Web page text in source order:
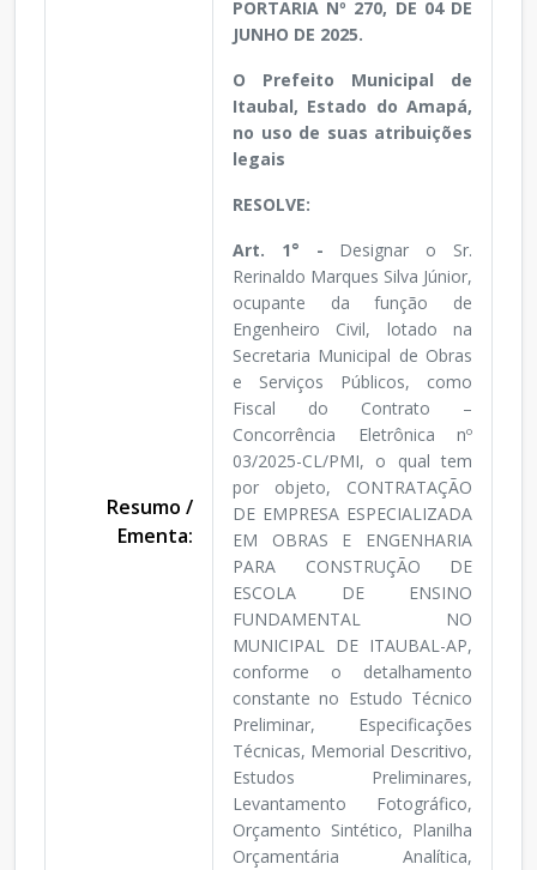
Resumo /
Ementa:
PORTARIA Nº 270, DE 04 DE
JUNHO DE 2025.
O Prefeito Municipal de
Itaubal, Estado do Amapá,
no uso de suas atribuições
legais
RESOLVE:
Art. 1° - Designar o Sr.
Rerinaldo Marques Silva Júnior,
ocupante da função de
Engenheiro Civil, lotado na
Secretaria Municipal de Obras
e Serviços Públicos, como
Fiscal do Contrato –
Concorrência Eletrônica nº
03/2025-CL/PMI, o qual tem
por objeto, CONTRATAÇÃO
DE EMPRESA ESPECIALIZADA
EM OBRAS E ENGENHARIA
PARA CONSTRUÇÃO DE
ESCOLA DE ENSINO
FUNDAMENTAL NO
MUNICIPAL DE ITAUBAL-AP,
conforme o detalhamento
constante no Estudo Técnico
Preliminar, Especificações
Técnicas, Memorial Descritivo,
Estudos Preliminares,
Levantamento Fotográfico,
Orçamento Sintético, Planilha
Orçamentária Analítica,